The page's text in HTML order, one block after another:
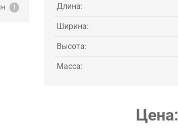
1 Длина:
Ширина:
Высота:
Масса:
Цена: